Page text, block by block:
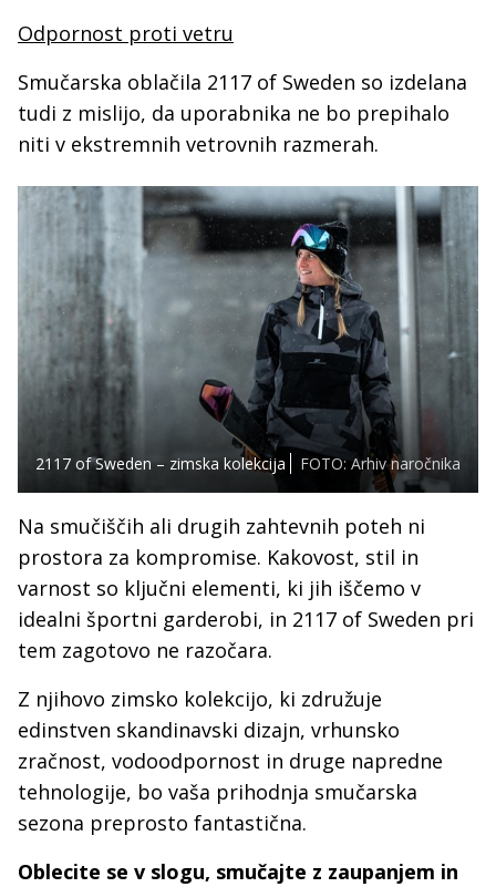
Odpornost proti vetru
Smučarska oblačila 2117 of Sweden so izdelana
tudi z mislijo, da uporabnika ne bo prepihalo
niti v ekstremnih vetrovnih razmerah.
2117 of Sweden – zimska kolekcija FOTO: Arhiv naročnika
Na smučiščih ali drugih zahtevnih poteh ni
prostora za kompromise. Kakovost, stil in
varnost so ključni elementi, ki jih iščemo v
idealni športni garderobi, in 2117 of Sweden pri
tem zagotovo ne razočara.
Z njihovo zimsko kolekcijo, ki združuje
edinstven skandinavski dizajn, vrhunsko
zračnost, vodoodpornost in druge napredne
tehnologije, bo vaša prihodnja smučarska
sezona preprosto fantastična.
Oblecite se v slogu, smučajte z zaupanjem in